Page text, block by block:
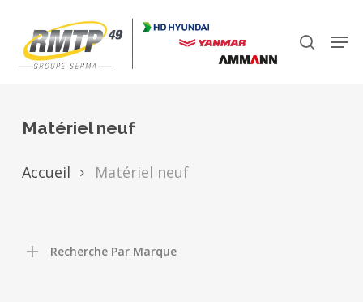
main
content
search
Matériel neuf
Accueil Matériel neuf
Recherche Par Marque
Close